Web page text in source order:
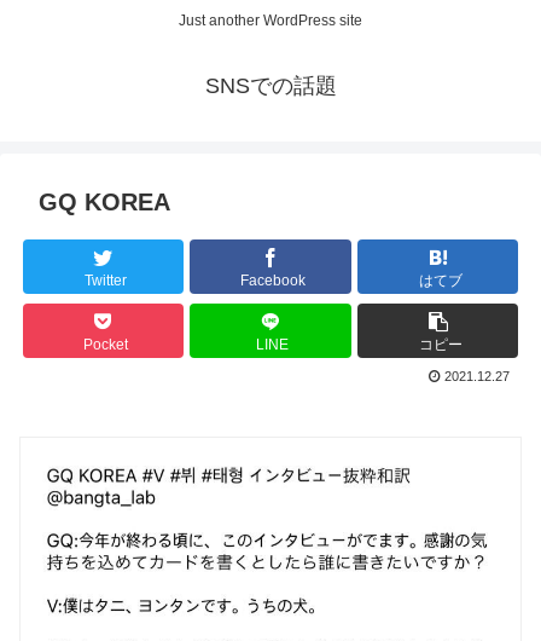
Just another WordPress site
SNSでの話題
GQ KOREA
Twitter Facebook はてブ
Pocket LINE コピー
2021.12.27